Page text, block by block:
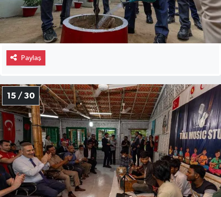
Paylaş
15 / 30